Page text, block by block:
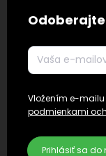
Vložením e-
podmienkami
Prihlásiť sa do